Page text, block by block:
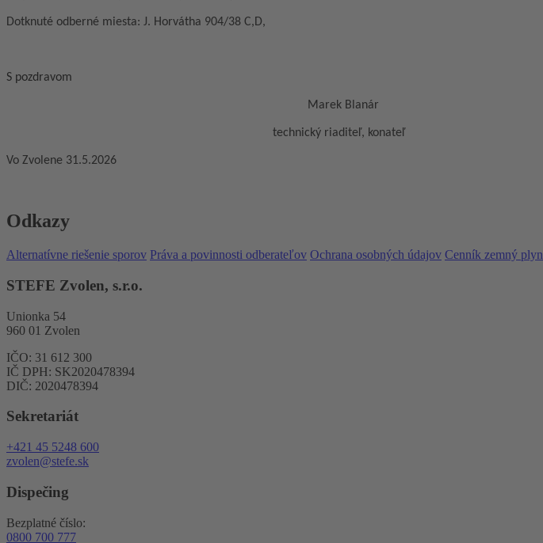
Dotknuté odberné miesta: J. Horvátha 904/38 C,D,
S pozdravom
Marek Blanár
technický riaditeľ, konateľ
Vo Zvolene 31.5.2026
Odkazy
Alternatívne riešenie sporov Práva a povinnosti odberateľov Ochrana osobných údajov Cenník zemný plyn
STEFE Zvolen, s.r.o.
Unionka 54
960 01 Zvolen
IČO: 31 612 300
IČ DPH: SK2020478394
DIČ: 2020478394
Sekretariát
+421 45 5248 600
zvolen@stefe.sk
Dispečing
Bezplatné číslo:
0800 700 777